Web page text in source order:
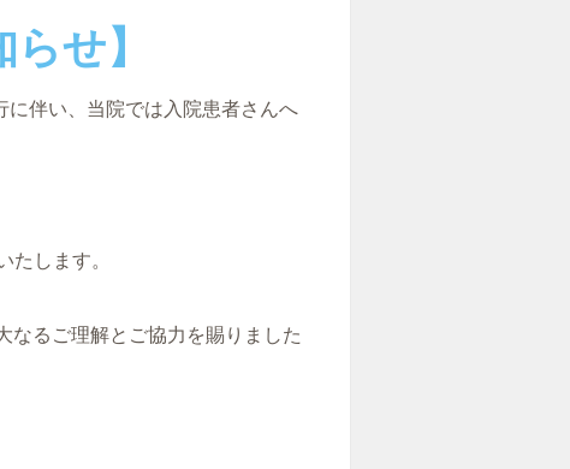
せ】
伴い、当院では入院患者さんへ
たします。
なるご理解とご協力を賜りました